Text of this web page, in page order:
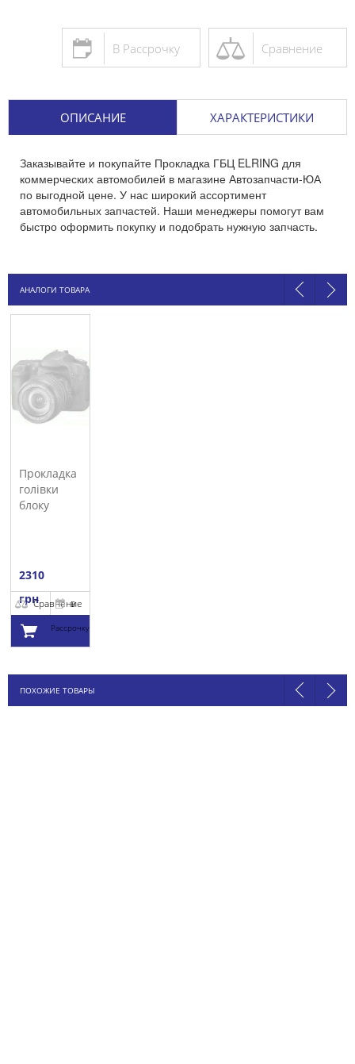
Сравнение
В Рассрочку
ОПИСАНИЕ ХАРАКТЕРИСТИКИ
Заказывайте и покупайте Прокладка ГБЦ ELRING для
коммерческих автомобилей в магазине Автозапчасти-ЮА
по выгодной цене. У нас широкий ассортимент
автомобильных запчастей. Наши менеджеры помогут вам
быстро оформить покупку и подобрать нужную запчасть.
АНАЛОГИ ТОВАРА
Прокладка
голівки
блоку
2310
грнСравнение
В
Рассрочку
корзину
ПОХОЖИЕ ТОВАРЫ